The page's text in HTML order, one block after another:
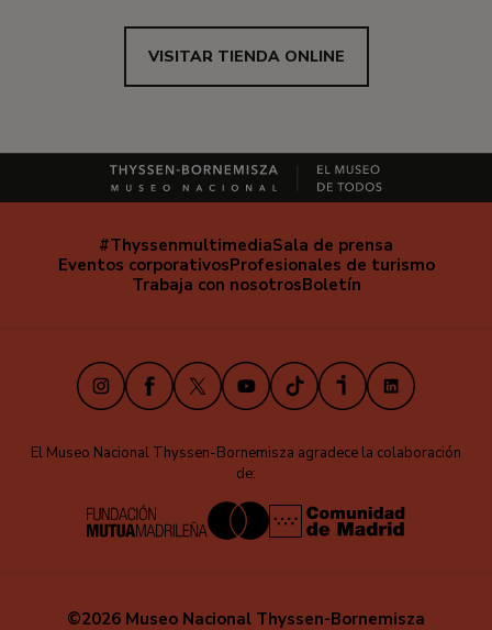
VISITAR TIENDA ONLINE
Navegación
secundaria
#ThyssenmultimediaSala de prensa
Eventos corporativosProfesionales de turismo
Trabaja con nosotrosBoletín
InstagramFacebook
X YoutubeTikTokiVooxLinkedIn
El Museo Nacional Thyssen-Bornemisza agradece la colaboración
de:
©2026 Museo Nacional Thyssen-Bornemisza